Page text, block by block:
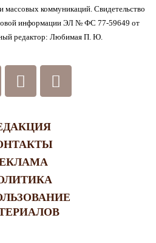
коммуникаций. Свидетельство
информации ЭЛ № ФС 77-59649 от
редактор: Любимая П. Ю.